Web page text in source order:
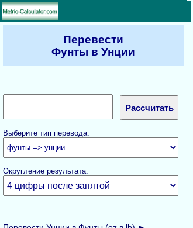
Перевести
Фунты в Унции
Выберите тип перевода:
Округление результата: